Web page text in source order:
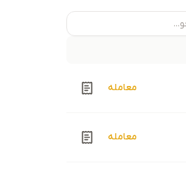
اکوسیستم اتریوم
معامله
معامله